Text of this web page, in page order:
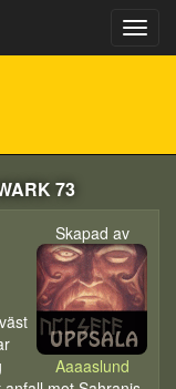
73
Skapad av
Aaaaslund